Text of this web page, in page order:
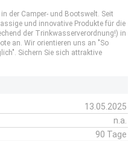
der Camper- und Bootswelt. Seit
und innovative Produkte für die
der Trinkwasserverordnung!) in
an. Wir orientieren uns an "So
Sichern Sie sich attraktive
13.05.2025
n.a.
90 Tage